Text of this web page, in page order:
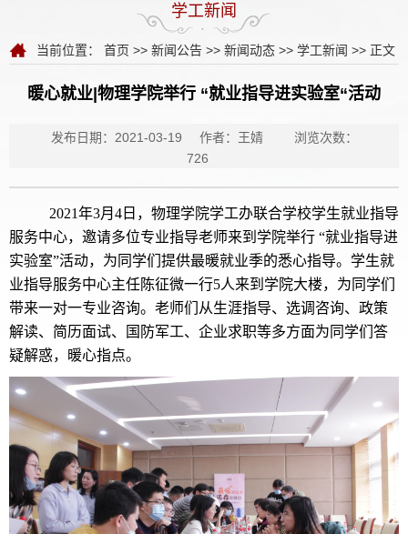
学工新闻
当前位置： 首页 >> 新闻公告 >> 新闻动态 >> 学工新闻 >> 正文
暖心就业|物理学院举行 “就业指导进实验室“活动
发布日期：2021-03-19 作者：王婧
浏览次数：
726
2021年3月4日，物理学院学工办联合学校学生就业指导
服务中心，邀请多位专业指导老师来到学院举行 “就业指导进
实验室”活动，为同学们提供最暖就业季的悉心指导。学生就
业指导服务中心主任陈征微一行5人来到学院大楼，为同学们
带来一对一专业咨询。老师们从生涯指导、选调咨询、政策
解读、简历面试、国防军工、企业求职等多方面为同学们答
疑解惑，暖心指点。